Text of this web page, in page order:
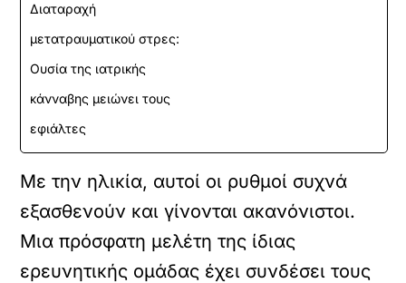
Διαταραχή
μετατραυματικού στρες:
Ουσία της ιατρικής
κάνναβης μειώνει τους
εφιάλτες
Με την ηλικία, αυτοί οι ρυθμοί συχνά
εξασθενούν και γίνονται ακανόνιστοι.
Μια πρόσφατη μελέτη της ίδιας
ερευνητικής ομάδας έχει συνδέσει τους